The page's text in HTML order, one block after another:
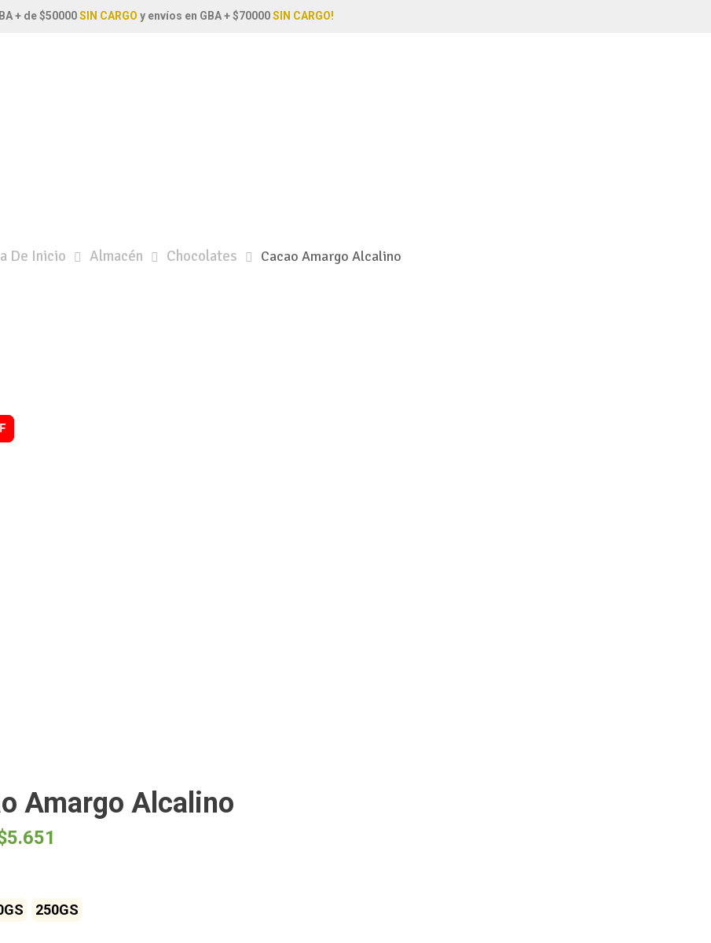
+ de $50000SIN CARGO y envíos en GBA + $70000SIN CARGO!
De Inicio Almacén Chocolates Cacao Amargo Alcalino
Amargo Alcalino
5.651
250GS